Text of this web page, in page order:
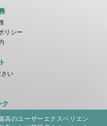
リシー
さい
ク
ド
高のユーザーエクスペリエン